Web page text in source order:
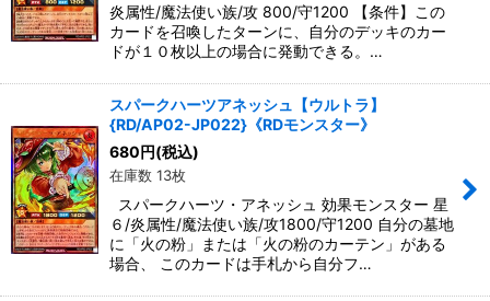
炎属性/魔法使い族/攻 800/守1200 【条件】この
カードを召喚したターンに、自分のデッキのカー
ドが１０枚以上の場合に発動できる。…
スパークハーツアネッシュ【ウルトラ】
{RD/AP02-JP022}《RDモンスター》
680円(税込)
在庫数 13枚
スパークハーツ・アネッシュ 効果モンスター 星
６/炎属性/魔法使い族/攻1800/守1200 自分の墓地
に「火の粉」または「火の粉のカーテン」がある
場合、 このカードは手札から自分フ…